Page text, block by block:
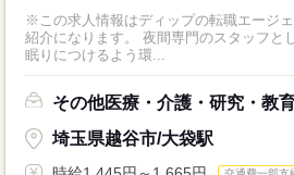
※この求人情報はディップの転職エージ
紹介になります。 夜間専門のスタッフと
眠りにつけるよう環...
その他医療・介護・研究・教
埼玉県越谷市/大袋駅